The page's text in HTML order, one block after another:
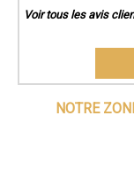
Voir tous les avis
NOTRE